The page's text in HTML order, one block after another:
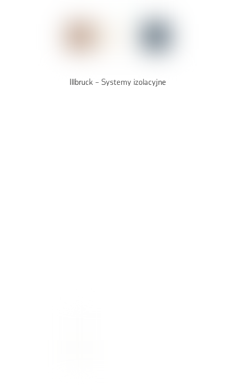
Illbruck – Systemy izolacyjne